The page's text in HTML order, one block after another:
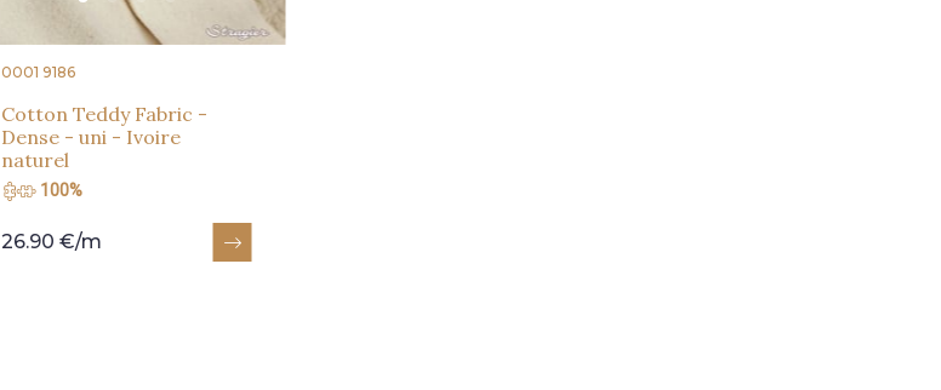
0001 9186
Cotton Teddy Fabric -
Dense - uni - Ivoire
naturel
100%
26.90 €/m